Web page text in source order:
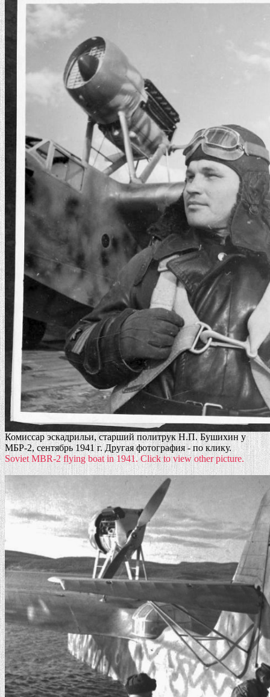
Комиссар эскадрильи, старший политрук Н.П. Бушихин у
МБР-2, сентябрь 1941 г. Другая фотография - по клику.
Soviet MBR-2 flying boat in 1941. Click to view other picture.